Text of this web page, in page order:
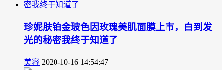
珍妮肤铂金玻色因玫瑰美肌面膜上市，白到发
光的秘密我终于知道了
美容 2020-10-16 14:54:47